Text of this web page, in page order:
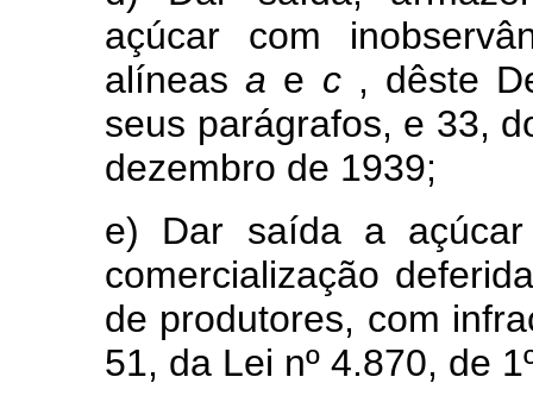
açúcar com
alíneasa e c, dêste
seus parágrafos, e 33,
dezembro de 1939;
e) Dar saída a
comercialização
de produtores, com
51, da Lei nº 4.870, de